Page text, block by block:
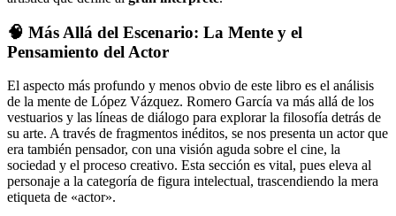
🧠 Más Allá del Escenario: La Mente y el
Pensamiento del Actor
El aspecto más profundo y menos obvio de este libro es el análisis
de la mente de López Vázquez. Romero García va más allá de los
vestuarios y las líneas de diálogo para explorar la filosofía detrás de
su arte. A través de fragmentos inéditos, se nos presenta un actor que
era también pensador, con una visión aguda sobre el cine, la
sociedad y el proceso creativo. Esta sección es vital, pues eleva al
personaje a la categoría de figura intelectual, trascendiendo la mera
etiqueta de «actor».